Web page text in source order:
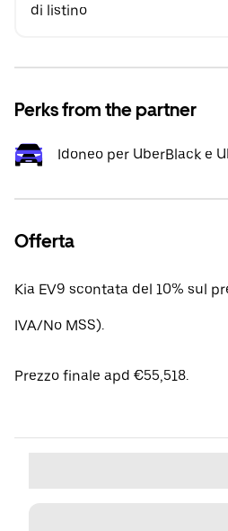
di listino
Perks from the partner
Idoneo per UberBlack e
Offerta
Kia EV9 scontata del 10% sul
IVA/No MSS).
Prezzo finale apd €55,518.